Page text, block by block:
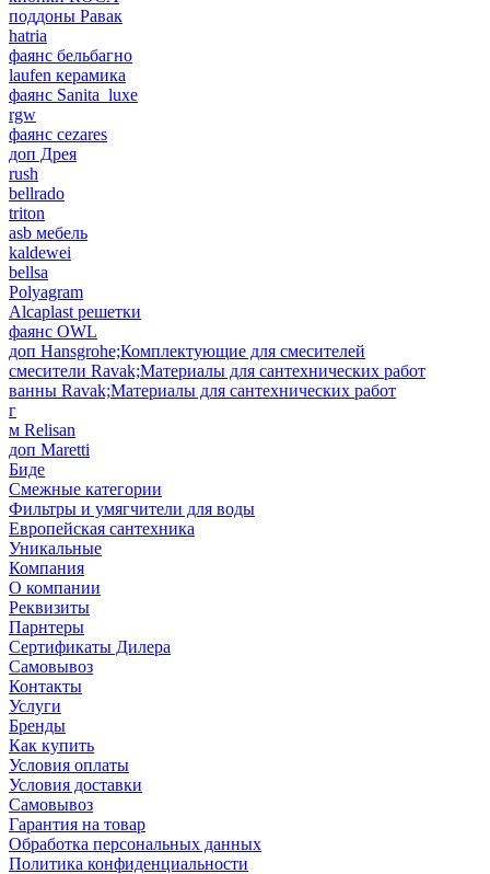
поддоны Равак
hatria
фаянс бельбагно
laufen керамика
фаянс Sanita_luxe
rgw
фаянс cezares
доп Дрея
rush
bellrado
triton
asb мебель
kaldewei
bellsa
Polyagram
Alcaplast решетки
фаянс OWL
доп Hansgrohe;Комплектующие для смесителей
смесители Ravak;Материалы для сантехнических работ
ванны Ravak;Материалы для сантехнических работ
г
м Relisan
доп Maretti
Биде
Смежные категории
Фильтры и умягчители для воды
Европейская сантехника
Уникальные
Компания
О компании
Реквизиты
Парнтеры
Сертификаты Дилера
Самовывоз
Контакты
Услуги
Бренды
Как купить
Условия оплаты
Условия доставки
Самовывоз
Гарантия на товар
Обработка персональных данных
Политика конфиденциальности